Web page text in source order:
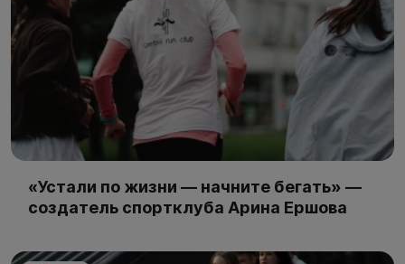
«Устали по жизни — начните бегать» —
создатель спортклуба Арина Ершова